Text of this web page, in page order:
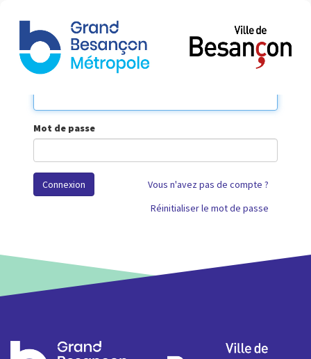
Votre Courriel
Mot de passe
Vous n'avez pas de compte ?
Réinitialiser le mot de passe
Connexion